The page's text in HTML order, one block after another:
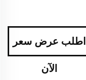
اطلب عرض سعر
الآن